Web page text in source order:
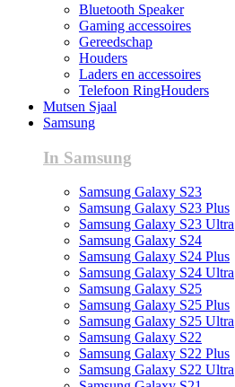
Bluetooth Speaker
Gaming accessoires
Gereedschap
Houders
Laders en accessoires
Telefoon RingHouders
Mutsen Sjaal
Samsung
In Samsung
Samsung Galaxy S23
Samsung Galaxy S23 Plus
Samsung Galaxy S23 Ultra
Samsung Galaxy S24
Samsung Galaxy S24 Plus
Samsung Galaxy S24 Ultra
Samsung Galaxy S25
Samsung Galaxy S25 Plus
Samsung Galaxy S25 Ultra
Samsung Galaxy S22
Samsung Galaxy S22 Plus
Samsung Galaxy S22 Ultra